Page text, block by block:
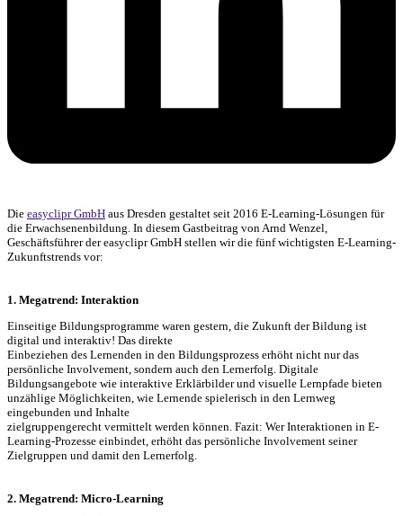
Die easyclipr GmbH aus Dresden gestaltet seit 2016 E-Learning-Lösungen für
die Erwachsenenbildung. In diesem Gastbeitrag von Arnd Wenzel,
Geschäftsführer der easyclipr GmbH stellen wir die fünf wichtigsten E-Learning-
Zukunftstrends vor:
1. Megatrend: Interaktion
Einseitige Bildungsprogramme waren gestern, die Zukunft der Bildung ist
digital und interaktiv! Das direkte
Einbeziehen des Lernenden in den Bildungsprozess erhöht nicht nur das
persönliche Involvement, sondern auch den Lernerfolg. Digitale
Bildungsangebote wie interaktive Erklärbilder und visuelle Lernpfade bieten
unzählige Möglichkeiten, wie Lernende spielerisch in den Lernweg
eingebunden und Inhalte
zielgruppengerecht vermittelt werden können. Fazit: Wer Interaktionen in E-
Learning-Prozesse einbindet, erhöht das persönliche Involvement seiner
Zielgruppen und damit den Lernerfolg.
2. Megatrend: Micro-Learning